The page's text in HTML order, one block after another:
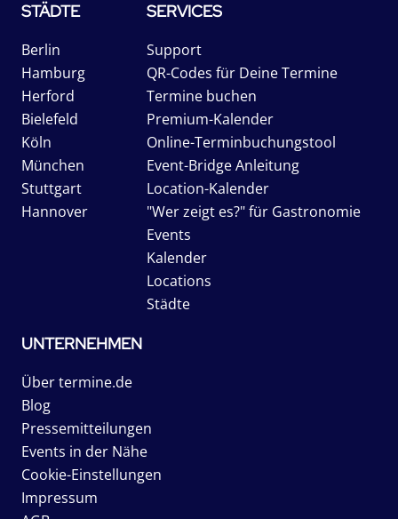
STÄDTE
Berlin
Hamburg
Herford
Bielefeld
Köln
München
Stuttgart
Hannover
SERVICES
Support
QR-Codes für Deine Termine
Termine buchen
Premium-Kalender
Online-Terminbuchungstool
Event-Bridge Anleitung
Location-Kalender
"Wer zeigt es?" für Gastronomie
Events
Kalender
Locations
Städte
UNTERNEHMEN
Über termine.de
Blog
Pressemitteilungen
Events in der Nähe
Cookie-Einstellungen
Impressum